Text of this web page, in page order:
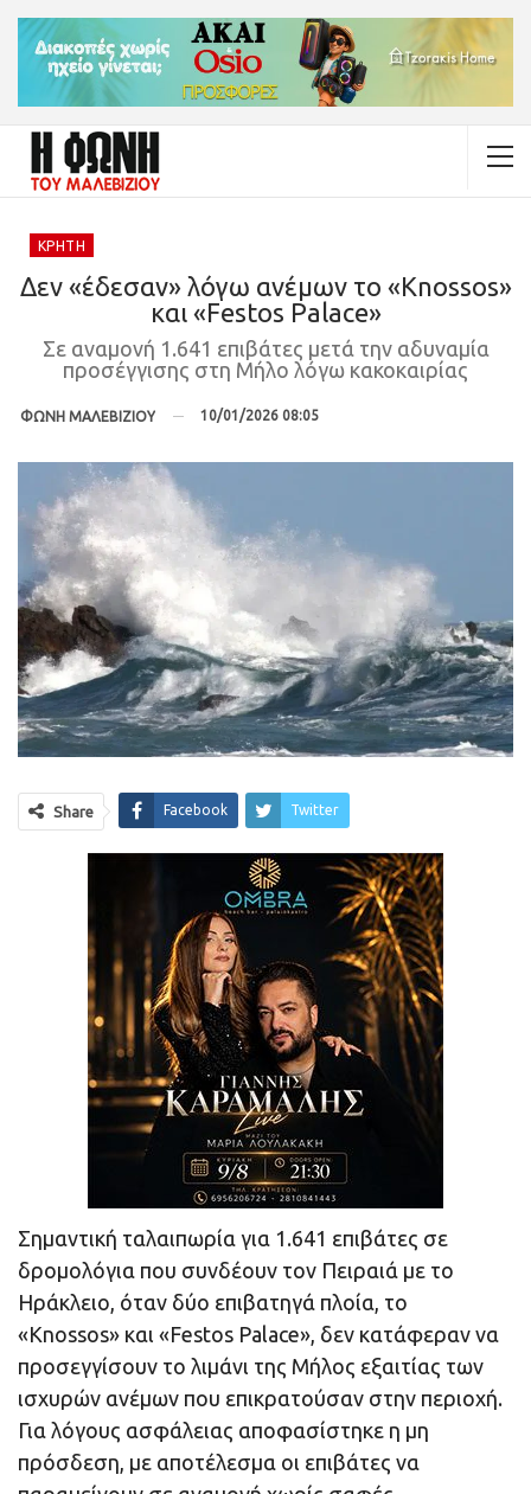
ΚΡΉΤΗ
Δεν «έδεσαν» λόγω ανέμων το «Knossos»
και «Festos Palace»
Σε αναμονή 1.641 επιβάτες μετά την αδυναμία
προσέγγισης στη Μήλο λόγω κακοκαιρίας
ΦΩΝΗ ΜΑΛΕΒΙΖΙΟΥ 10/01/2026 08:05
Share Facebook Twitter
Σημαντική ταλαιπωρία για 1.641 επιβάτες σε
δρομολόγια που συνδέουν τον Πειραιά με το
Ηράκλειο, όταν δύο επιβατηγά πλοία, το
«Knossos» και «Festos Palace», δεν κατάφεραν να
προσεγγίσουν το λιμάνι της Μήλος εξαιτίας των
ισχυρών ανέμων που επικρατούσαν στην περιοχή.
Για λόγους ασφάλειας αποφασίστηκε η μη
πρόσδεση, με αποτέλεσμα οι επιβάτες να